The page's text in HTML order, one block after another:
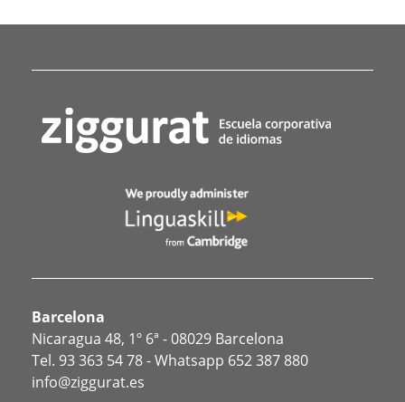
Barcelona
Nicaragua 48, 1º 6ª - 08029 Barcelona
Tel. 93 363 54 78- Whatsapp 652 387 880
info@ziggurat.es